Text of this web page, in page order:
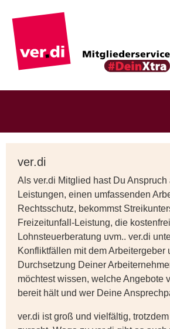
ver.di
Als ver.di Mitglied hast Du Anspruch
Leistungen, einen umfassenden
Rechtsschutz, bekommst
Freizeitunfall-Leistung, die
Lohnsteuerberatung uvm.. ver.di
Konfliktfällen mit dem Arbeitergeber
Durchsetzung Deiner
möchtest wissen, welche Angebote
bereit hält und wer Deine
ver.di ist groß und vielfältig,